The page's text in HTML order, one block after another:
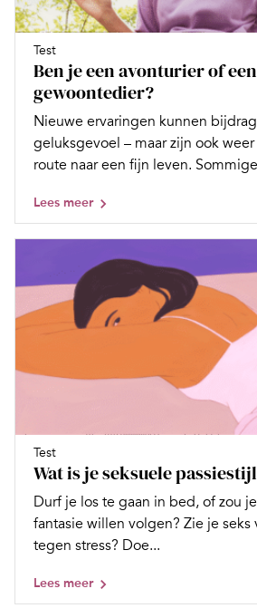
Test
Ben je een avonturier of een
gewoontedier?
Nieuwe ervaringen kunnen
geluksgevoel – maar zijn ook
route naar een fijn leven.
Lees meer
Test
Wat is je seksuele
Durf je los te gaan in bed, of zou
fantasie willen volgen? Zie je seks
tegen stress? Doe...
Lees meer